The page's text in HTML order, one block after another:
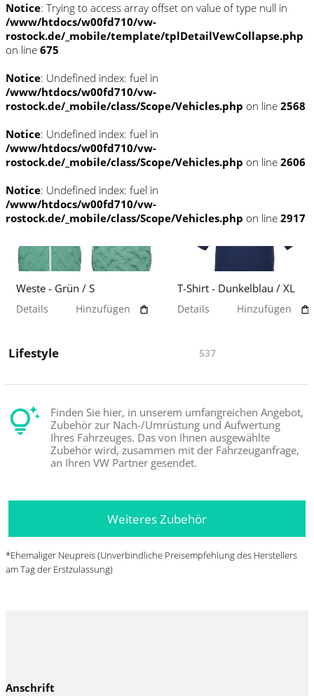
Notice: Trying to access array offset on value of type null in
/www/htdocs/w00fd710/vw-
rostock.de/_mobile/template/tplDetailVewCollapse.php
on line 675
Notice: Undefined index: fuel in
/www/htdocs/w00fd710/vw-
rostock.de/_mobile/class/Scope/Vehicles.php on line 2568
Notice: Undefined index: fuel in
/www/htdocs/w00fd710/vw-
rostock.de/_mobile/class/Scope/Vehicles.php on line 2606
Notice: Undefined index: fuel in
/www/htdocs/w00fd710/vw-
rostock.de/_mobile/class/Scope/Vehicles.php on line 2917
Weste - Grün / S
Details Hinzufügen
T-Shirt - Dunkelblau / XL
Details Hinzufügen
Lifestyle 537
Finden Sie hier, in unserem umfangreichen Angebot,
Zubehör zur Nach-/Umrüstung und Aufwertung
Ihres Fahrzeuges. Das von Ihnen ausgewählte
Zubehör wird, zusammen mit der Fahrzeuganfrage,
an Ihren VW Partner gesendet.
Weiteres Zubehör
*Ehemaliger Neupreis (Unverbindliche Preisempfehlung des Herstellers
am Tag der Erstzulassung)
Anschrift